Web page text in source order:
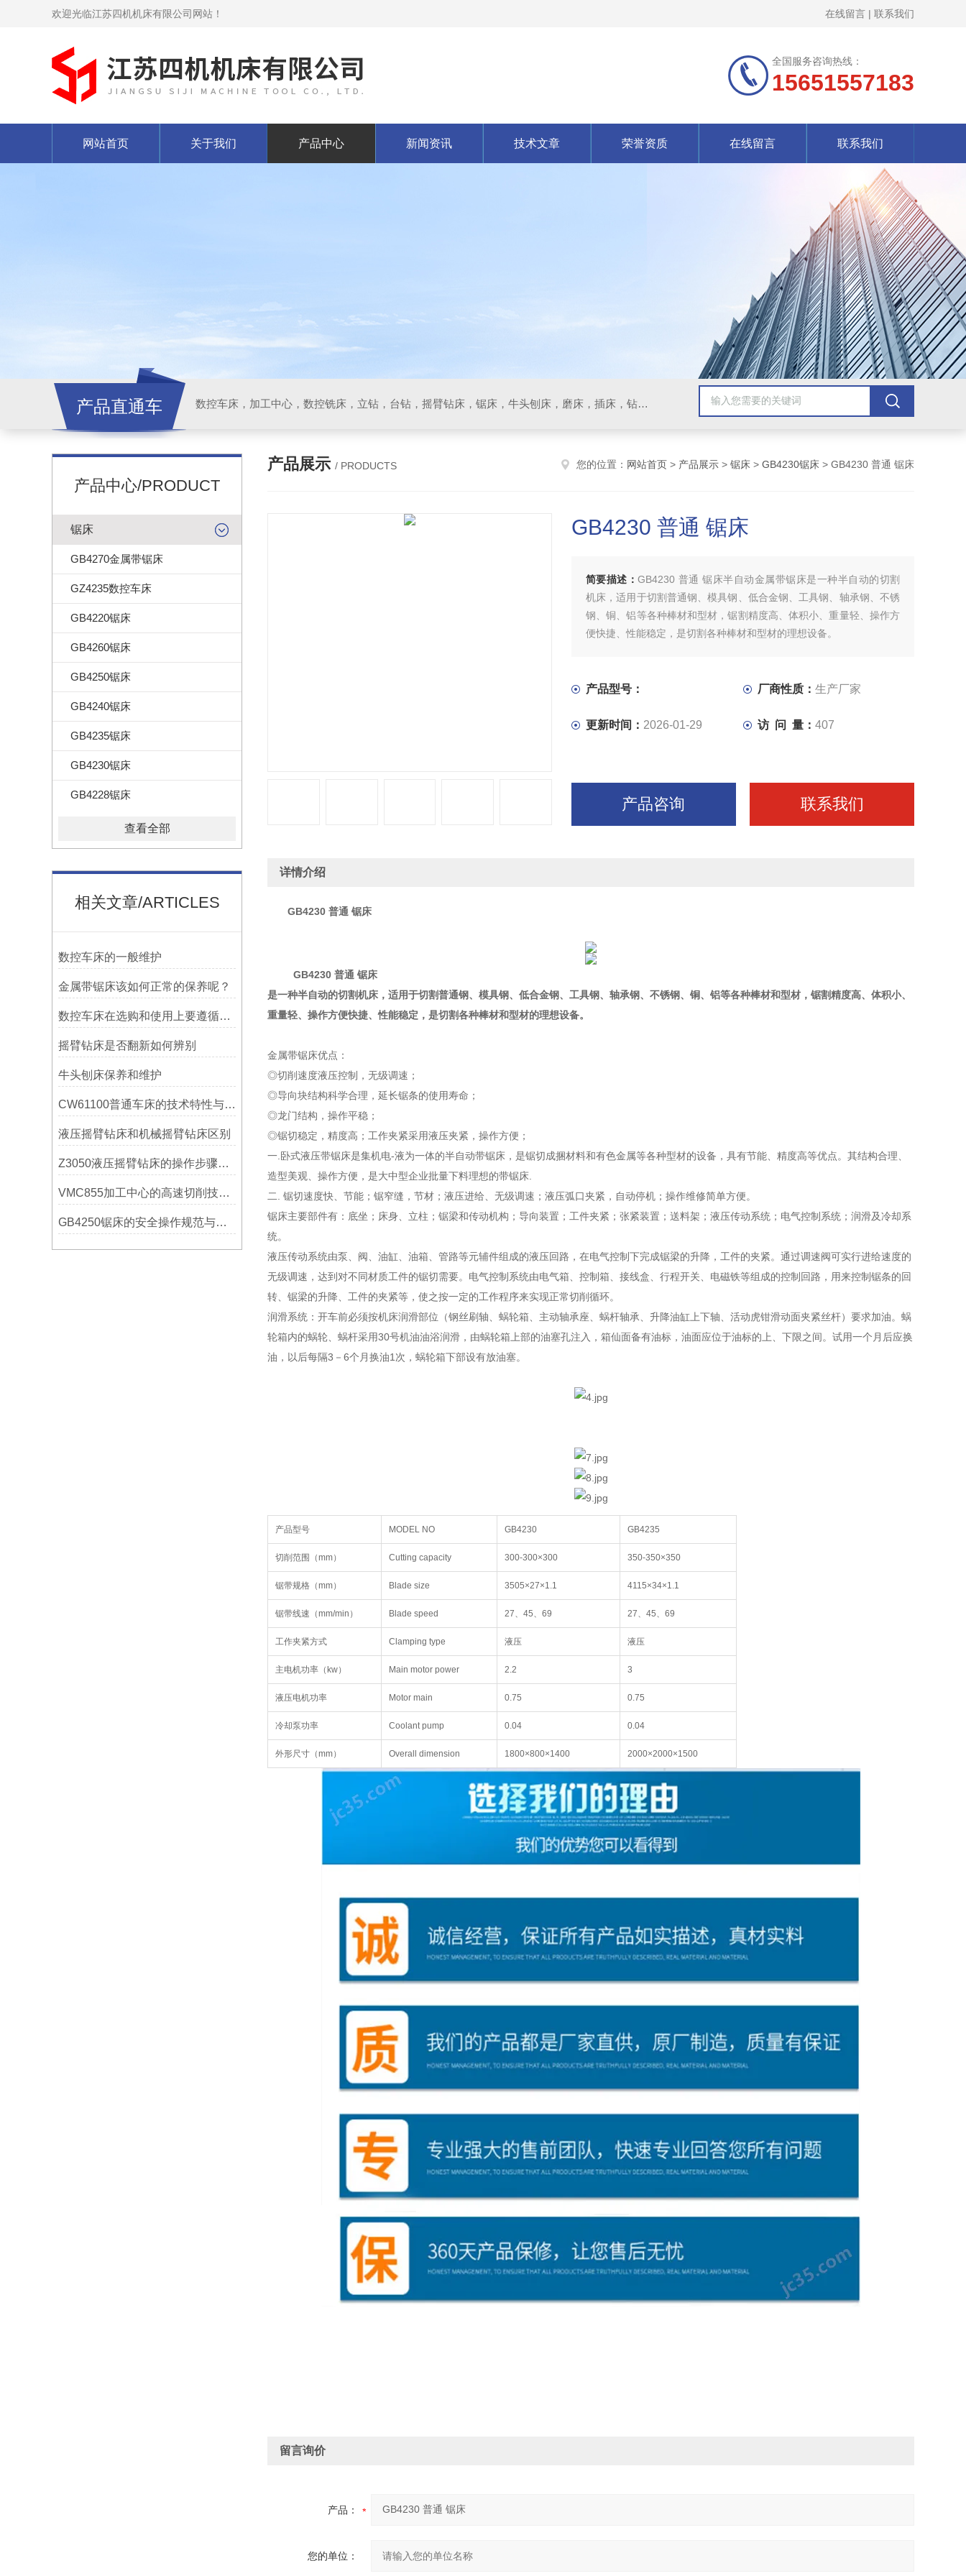
欢迎光临江苏四机机床有限公司网站！ 在线留言 | 联系我们
全国服务咨询热线：
15651557183
网站首页 关于我们 产品中心 新闻资讯 技术文章 荣誉资质 在线留言 联系我们
产品直通车 数控车床，加工中心，数控铣床，立钻，台钻，摇臂钻床，锯床，牛头刨床，磨床，插床，钻铣床，滚齿机
产品中心/PRODUCT
锯床
GB4270金属带锯床
GZ4235数控车床
GB4220锯床
GB4260锯床
GB4250锯床
GB4240锯床
GB4235锯床
GB4230锯床
GB4228锯床
查看全部
相关文章/ARTICLES
数控车床的一般维护
金属带锯床该如何正常的保养呢？
数控车床在选购和使用上要遵循哪些条件呢？
摇臂钻床是否翻新如何辨别
牛头刨床保养和维护
CW61100普通车床的技术特性与操作优势
液压摇臂钻床和机械摇臂钻床区别
Z3050液压摇臂钻床的操作步骤与安全注意事项
VMC855加工中心的高速切削技术介绍
GB4250锯床的安全操作规范与注意事项
产品展示 / PRODUCTS 您的位置： 网站首页 > 产品展示 > 锯床 > GB4230锯床 > GB4230 普通 锯床
GB4230 普通 锯床
简要描述：GB4230 普通 锯床半自动金属带锯床是一种半自动的切割
机床，适用于切割普通钢、模具钢、低合金钢、工具钢、轴承钢、不锈
钢、铜、铝等各种棒材和型材，锯割精度高、体积小、重量轻、操作方
便快捷、性能稳定，是切割各种棒材和型材的理想设备。
产品型号： 厂商性质： 生产厂家
更新时间： 2026-01-29 访 问 量： 407
产品咨询 联系我们
详情介绍
GB4230 普通 锯床
GB4230 普通 锯床
是一种半自动的切割机床，适用于切割普通钢、模具钢、低合金钢、工具钢、轴承钢、不锈钢、铜、铝等各种棒材和型材，锯割精度高、体积小、
重量轻、操作方便快捷、性能稳定，是切割各种棒材和型材的理想设备。
金属带锯床优点：
◎切削速度液压控制，无级调速；
◎导向块结构科学合理，延长锯条的使用寿命；
◎龙门结构，操作平稳；
◎锯切稳定，精度高；工作夹紧采用液压夹紧，操作方便；
一.卧式液压带锯床是集机电-液为一体的半自动带锯床，是锯切成捆材料和有色金属等各种型材的设备，具有节能、精度高等优点。其结构合理、
造型美观、操作方便，是大中型企业批量下料理想的带锯床.
二. 锯切速度快、节能；锯窄缝，节材；液压进给、无级调速；液压弧口夹紧，自动停机；操作维修简单方便。
锯床主要部件有：底坐；床身、立柱；锯梁和传动机构；导向装置；工件夹紧；张紧装置；送料架；液压传动系统；电气控制系统；润滑及冷却系
统。
液压传动系统由泵、阀、油缸、油箱、管路等元辅件组成的液压回路，在电气控制下完成锯梁的升降，工件的夹紧。通过调速阀可实行进给速度的
无级调速，达到对不同材质工件的锯切需要。电气控制系统由电气箱、控制箱、接线盒、行程开关、电磁铁等组成的控制回路，用来控制锯条的回
转、锯梁的升降、工件的夹紧等，使之按一定的工作程序来实现正常切削循环。
润滑系统：开车前必须按机床润滑部位（钢丝刷轴、蜗轮箱、主动轴承座、蜗杆轴承、升降油缸上下轴、活动虎钳滑动面夹紧丝杆）要求加油。蜗
轮箱内的蜗轮、蜗杆采用30号机油油浴润滑，由蜗轮箱上部的油塞孔注入，箱仙面备有油标，油面应位于油标的上、下限之间。试用一个月后应换
油，以后每隔3－6个月换油1次，蜗轮箱下部设有放油塞。
产品型号 MODEL NO GB4230 GB4235
切削范围（mm） Cutting capacity 300-300×300 350-350×350
锯带规格（mm） Blade size 3505×27×1.1 4115×34×1.1
锯带线速（mm/min） Blade speed 27、45、69 27、45、69
工作夹紧方式 Clamping type 液压 液压
主电机功率（kw） Main motor power 2.2 3
液压电机功率 Motor main 0.75 0.75
冷却泵功率 Coolant pump 0.04 0.04
外形尺寸（mm） Overall dimension 1800×800×1400 2000×2000×1500
留言询价
产品：
您的单位：